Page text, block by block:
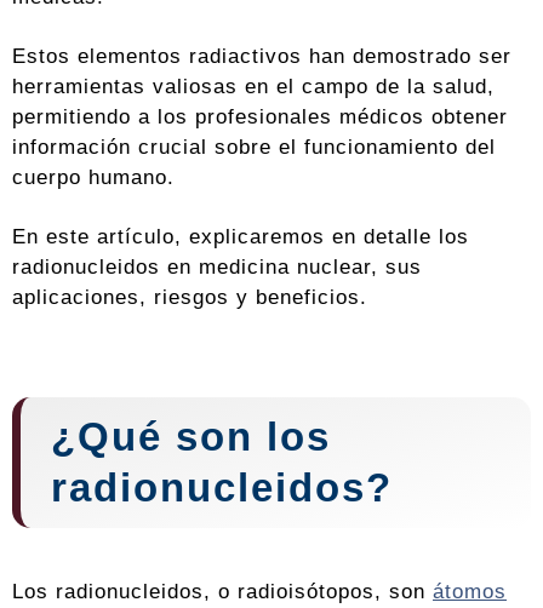
Estos elementos radiactivos han demostrado ser
herramientas valiosas en el campo de la salud,
permitiendo a los profesionales médicos obtener
información crucial sobre el funcionamiento del
cuerpo humano.
En este artículo, explicaremos en detalle los
radionucleidos en medicina nuclear, sus
aplicaciones, riesgos y beneficios.
¿Qué son los
radionucleidos?
Los radionucleidos, o radioisótopos, son átomos